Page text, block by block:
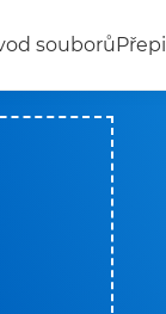
souborů